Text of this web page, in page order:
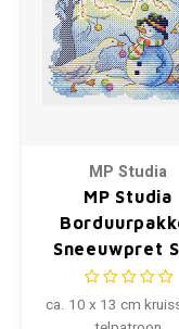
MP Studia
MP Studia
Sneeuwpret
736
ca. 10 x 13 cm